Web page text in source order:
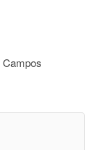
Campos